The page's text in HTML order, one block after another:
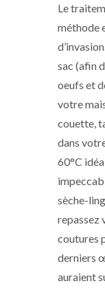
Le
méthode
sac (afin
oeufs et
votre
couette,
dans
60°C
sèche-
repassez
coutures
derniers
auraient